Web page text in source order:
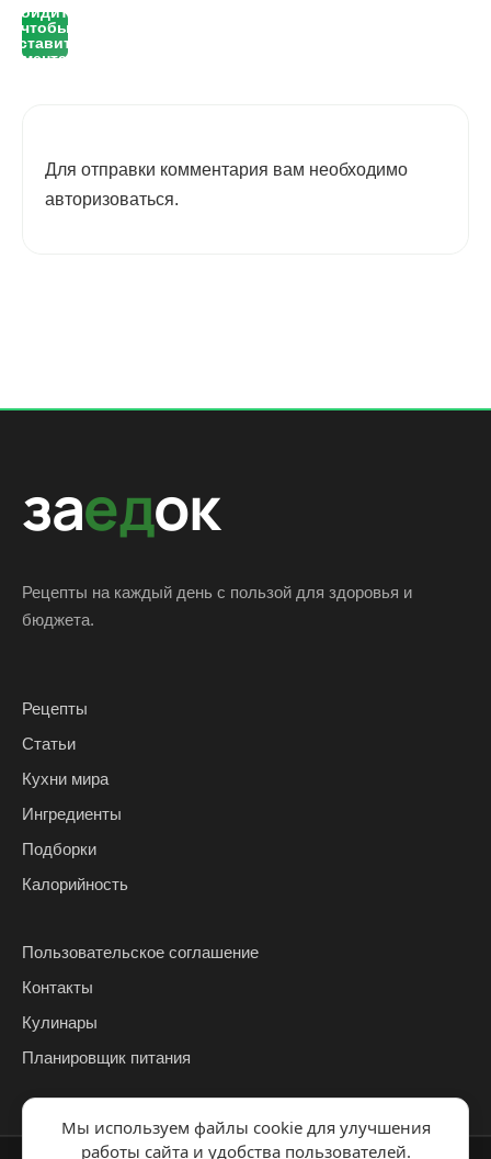
Войдите,
чтобы
оставить
Для отправки комментария вам необходимо
авторизоваться.
Мы используем файлы cookie для улучшения
работы сайта и удобства пользователей.
заедок
Рецепты на каждый день с пользой для здоровья и
бюджета.
Рецепты
Статьи
Кухни мира
Ингредиенты
Подборки
Калорийность
Пользовательское соглашение
Контакты
Кулинары
Планировщик питания